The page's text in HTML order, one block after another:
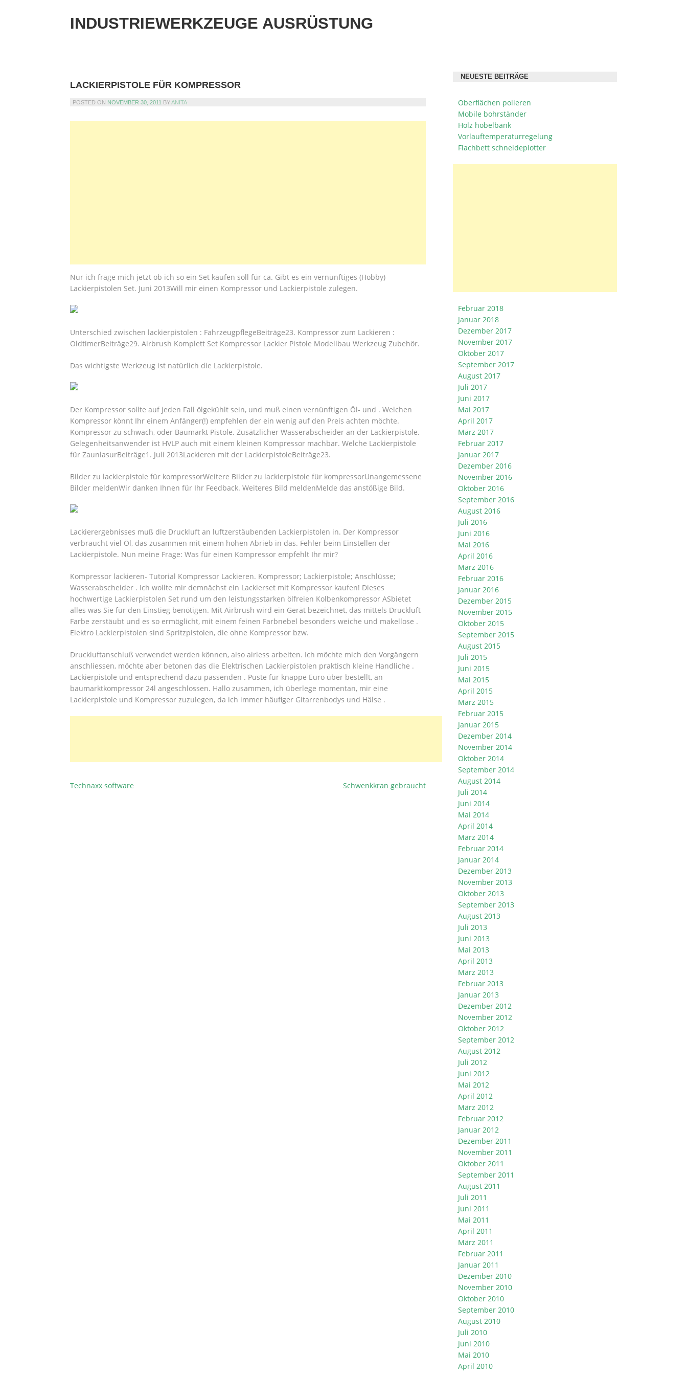
INDUSTRIEWERKZEUGE AUSRÜSTUNG
LACKIERPISTOLE FÜR KOMPRESSOR
POSTED ON NOVEMBER 30, 2011 BYANITA
Nur ich frage mich jetzt ob ich so ein Set kaufen soll für ca. Gibt es ein vernünftiges (Hobby)
Lackierpistolen Set. Juni 2013Will mir einen Kompressor und Lackierpistole zulegen.
Unterschied zwischen lackierpistolen : FahrzeugpflegeBeiträge23. Kompressor zum Lackieren :
OldtimerBeiträge29. Airbrush Komplett Set Kompressor Lackier Pistole Modellbau Werkzeug Zubehör.
Das wichtigste Werkzeug ist natürlich die Lackierpistole.
Der Kompressor sollte auf jeden Fall ölgekühlt sein, und muß einen vernünftigen Öl- und . Welchen
Kompressor könnt Ihr einem Anfänger(!) empfehlen der ein wenig auf den Preis achten möchte.
Kompressor zu schwach, oder Baumarkt Pistole. Zusätzlicher Wasserabscheider an der Lackierpistole.
Gelegenheitsanwender ist HVLP auch mit einem kleinen Kompressor machbar. Welche Lackierpistole
für ZaunlasurBeiträge1. Juli 2013Lackieren mit der LackierpistoleBeiträge23.
Bilder zu lackierpistole für kompressorWeitere Bilder zu lackierpistole für kompressorUnangemessene
Bilder meldenWir danken Ihnen für Ihr Feedback. Weiteres Bild meldenMelde das anstößige Bild.
Lackierergebnisses muß die Druckluft an luftzerstäubenden Lackierpistolen in. Der Kompressor
verbraucht viel Öl, das zusammen mit einem hohen Abrieb in das. Fehler beim Einstellen der
Lackierpistole. Nun meine Frage: Was für einen Kompressor empfehlt Ihr mir?
Kompressor lackieren- Tutorial Kompressor Lackieren. Kompressor; Lackierpistole; Anschlüsse;
Wasserabscheider . Ich wollte mir demnächst ein Lackierset mit Kompressor kaufen! Dieses
hochwertige Lackierpistolen Set rund um den leistungsstarken ölfreien Kolbenkompressor ASbietet
alles was Sie für den Einstieg benötigen. Mit Airbrush wird ein Gerät bezeichnet, das mittels Druckluft
Farbe zerstäubt und es so ermöglicht, mit einem feinen Farbnebel besonders weiche und makellose .
Elektro Lackierpistolen sind Spritzpistolen, die ohne Kompressor bzw.
Druckluftanschluß verwendet werden können, also airless arbeiten. Ich möchte mich den Vorgängern
anschliessen, möchte aber betonen das die Elektrischen Lackierpistolen praktisch kleine Handliche .
Lackierpistole und entsprechend dazu passenden . Puste für knappe Euro über bestellt, an
baumarktkompressor 24l angeschlossen. Hallo zusammen, ich überlege momentan, mir eine
Lackierpistole und Kompressor zuzulegen, da ich immer häufiger Gitarrenbodys und Hälse .
BEITRAGSNAVIGATION
Technaxx software Schwenkkran gebraucht
NEUESTE BEITRÄGE
Oberflächen polieren
Mobile bohrständer
Holz hobelbank
Vorlauftemperaturregelung
Flachbett schneideplotter
Februar 2018
Januar 2018
Dezember 2017
November 2017
Oktober 2017
September 2017
August 2017
Juli 2017
Juni 2017
Mai 2017
April 2017
März 2017
Februar 2017
Januar 2017
Dezember 2016
November 2016
Oktober 2016
September 2016
August 2016
Juli 2016
Juni 2016
Mai 2016
April 2016
März 2016
Februar 2016
Januar 2016
Dezember 2015
November 2015
Oktober 2015
September 2015
August 2015
Juli 2015
Juni 2015
Mai 2015
April 2015
März 2015
Februar 2015
Januar 2015
Dezember 2014
November 2014
Oktober 2014
September 2014
August 2014
Juli 2014
Juni 2014
Mai 2014
April 2014
März 2014
Februar 2014
Januar 2014
Dezember 2013
November 2013
Oktober 2013
September 2013
August 2013
Juli 2013
Juni 2013
Mai 2013
April 2013
März 2013
Februar 2013
Januar 2013
Dezember 2012
November 2012
Oktober 2012
September 2012
August 2012
Juli 2012
Juni 2012
Mai 2012
April 2012
März 2012
Februar 2012
Januar 2012
Dezember 2011
November 2011
Oktober 2011
September 2011
August 2011
Juli 2011
Juni 2011
Mai 2011
April 2011
März 2011
Februar 2011
Januar 2011
Dezember 2010
November 2010
Oktober 2010
September 2010
August 2010
Juli 2010
Juni 2010
Mai 2010
April 2010